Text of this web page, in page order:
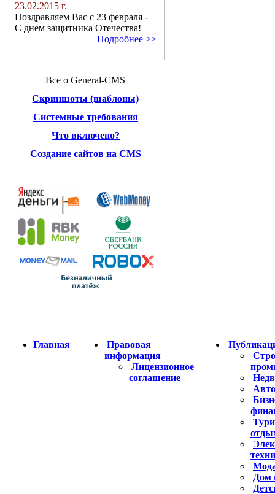
23.02.2015 г.
Поздравляем Вас с 23 февраля -
С днем защитника Отечества!
Подробнее >>
Все о General-CMS
Скриншоты (шаблоны)
Системные требования
Что включено?
Создание сайтов на CMS
Главная
Правовая
информация
Лицензионное
соглашение
Дом